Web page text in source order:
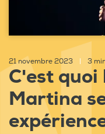
21 novembre 2023 3
C'est quoi
Martina